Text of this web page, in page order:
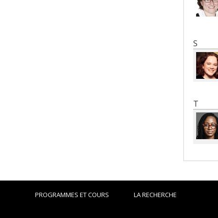
S
T
PROGRAMMES ET COURS LA RECHERCHE